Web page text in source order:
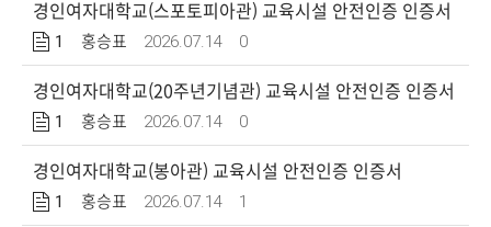
경인여자대학교(스포토피아관) 교육시설 안전인증 인증서
1 홍승표 2026.07.14 0
경인여자대학교(20주년기념관) 교육시설 안전인증 인증서
1 홍승표 2026.07.14 0
경인여자대학교(봉아관) 교육시설 안전인증 인증서
1 홍승표 2026.07.14 1